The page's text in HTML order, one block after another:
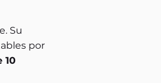
Su
por
10